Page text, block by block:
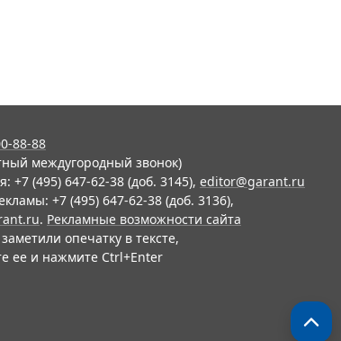
88-88
междугородный звонок)
+7 (495) 647-62-38 (доб. 3145), editor@garant.ru
+7 (495) 647-62-38 (доб. 3136),
. Рекламные возможности сайта
опечатку в тексте,
ее и нажмите Ctrl+Enter